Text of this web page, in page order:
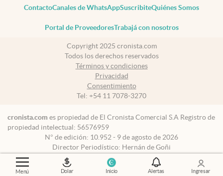
Menú Dolar Inicio Alertas Ingresar
ContactoCanales de WhatsAppSuscribiteQuiénes Somos
Portal de ProveedoresTrabajá con nosotros
Copyright 2025 cronista.com
Todos los derechos reservados
Términos y condiciones
Privacidad
Consentimiento
Tel: +54 11 7078-3270
cronista.com es propiedad de El Cronista Comercial S.A Registro de
propiedad intelectual: 56576959
N° de edición: 10.952 - 9 de agosto de 2026
Director Periodístico: Hernán de Goñi